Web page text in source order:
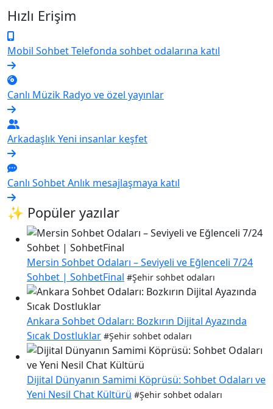
Hızlı Erişim
Mobil SohbetTelefonda sohbet odalarına katıl
Canlı Müzik Radyo ve özel yayınlar
ArkadaşlıkYeni insanlar keşfet
Canlı SohbetAnlık mesajlaşmaya katıl
✨ Popüler yazılar
Mersin Sohbet Odaları – Seviyeli ve Eğlenceli 7/24
Sohbet | SohbetFinal #Şehir sohbet odaları
Ankara Sohbet Odaları: Bozkırın Dijital Ayazında
Sıcak Dostluklar #Şehir sohbet odaları
Dijital Dünyanın Samimi Köprüsü: Sohbet Odaları ve
Yeni Nesil Chat Kültürü #Şehir sohbet odaları